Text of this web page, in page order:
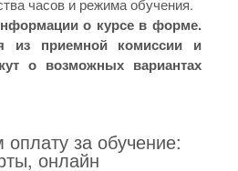
часов и режима обучения.
о курсе в форме.
из приемной комиссии и
о возможных вариантах
за обучение:
онлайн